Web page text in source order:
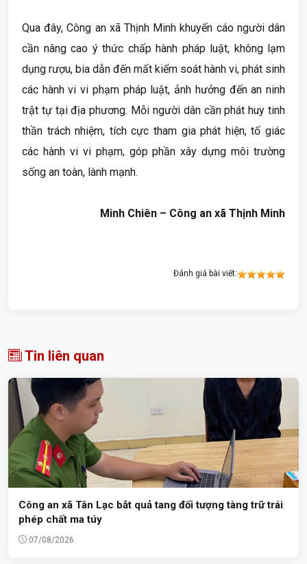
Qua đây, Công an xã Thịnh Minh khuyến cáo người dân
cần nâng cao ý thức chấp hành pháp luật, không lạm
dụng rượu, bia dẫn đến mất kiểm soát hành vi, phát sinh
các hành vi vi phạm pháp luật, ảnh hưởng đến an ninh
trật tự tại địa phương. Mỗi người dân cần phát huy tinh
thần trách nhiệm, tích cực tham gia phát hiện, tố giác
các hành vi vi phạm, góp phần xây dựng môi trường
sống an toàn, lành mạnh.
Minh Chiên – Công an xã Thịnh Minh
Đánh giá bài viết:
Tin liên quan
Công an xã Tân Lạc bắt quả tang đối tượng tàng trữ trái
phép chất ma túy
07/08/2026